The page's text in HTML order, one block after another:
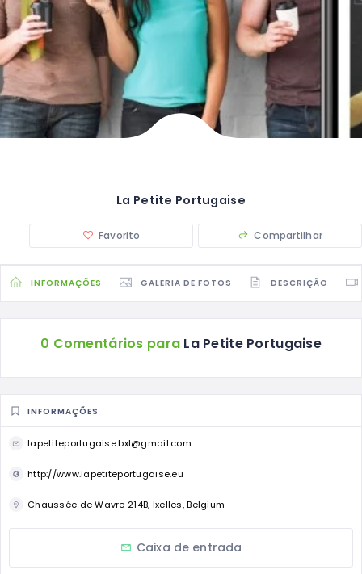
La Petite Portugaise
Favorito Compartilhar
INFORMAÇÕES GALERIA DE FOTOS DESCRIÇÃO
0 Comentários para La Petite Portugaise
INFORMAÇÕES
lapetiteportugaise.bxl@gmail.com
http://www.lapetiteportugaise.eu
Chaussée de Wavre 214B, Ixelles, Belgium
Caixa de entrada